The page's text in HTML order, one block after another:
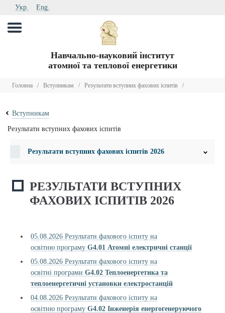
Укр. Eng.
Навчально-науковий інститут
атомної та теплової енергетики
Головна / Вступникам / Результати вступних фахових іспитів /
Вступникам
Результати вступних фахових іспитів
Результати вступних фахових іспитів 2026
РЕЗУЛЬТАТИ ВСТУПНИХ
ФАХОВИХ ІСПИТІВ 2026
05.08.2026 Результати фахового іспиту на
освітню програму G4.01 Атомні електричні станції
05.08.2026 Результати фахового іспиту на
освітні програми G4.02 Теплоенергетика та
теплоенергетичні установки електростанцій
04.08.2026 Результати фахового іспиту на
освітню програму G4.02 Інженерія енергогенеруючого